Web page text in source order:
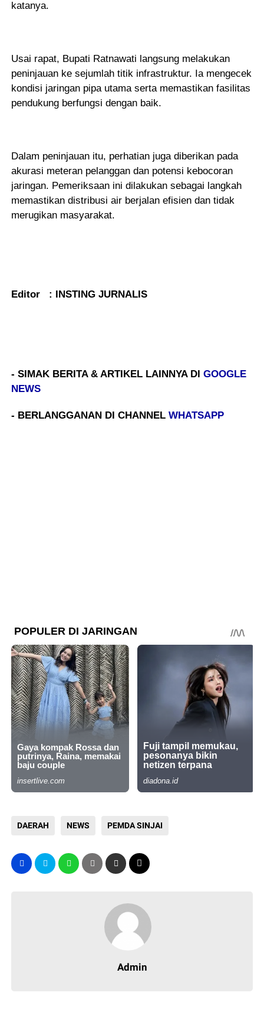
katanya.
Usai rapat, Bupati Ratnawati langsung melakukan
peninjauan ke sejumlah titik infrastruktur. Ia mengecek
kondisi jaringan pipa utama serta memastikan fasilitas
pendukung berfungsi dengan baik.
Dalam peninjauan itu, perhatian juga diberikan pada
akurasi meteran pelanggan dan potensi kebocoran
jaringan. Pemeriksaan ini dilakukan sebagai langkah
memastikan distribusi air berjalan efisien dan tidak
merugikan masyarakat.
Editor : INSTING JURNALIS
- SIMAK BERITA & ARTIKEL LAINNYA DIGOOGLE
NEWS
- BERLANGGANAN DI CHANNELWHATSAPP
DAERAH NEWS PEMDA SINJAI
Admin